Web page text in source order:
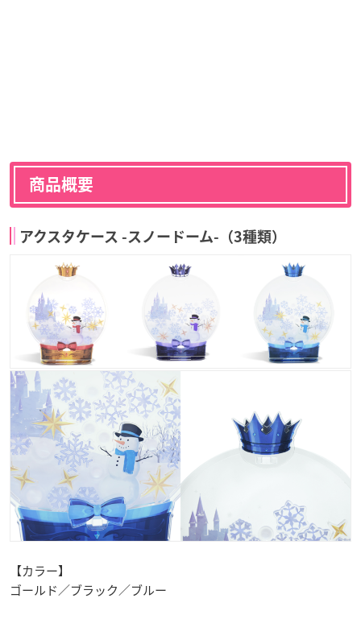
商品概要
アクスタケース -スノードーム-（3種類）
【カラー】
ゴールド／ブラック／ブルー